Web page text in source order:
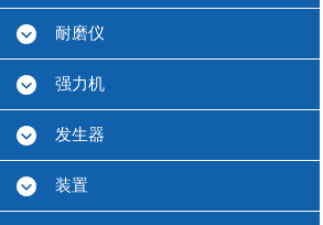
耐磨仪
强力机
发生器
装置